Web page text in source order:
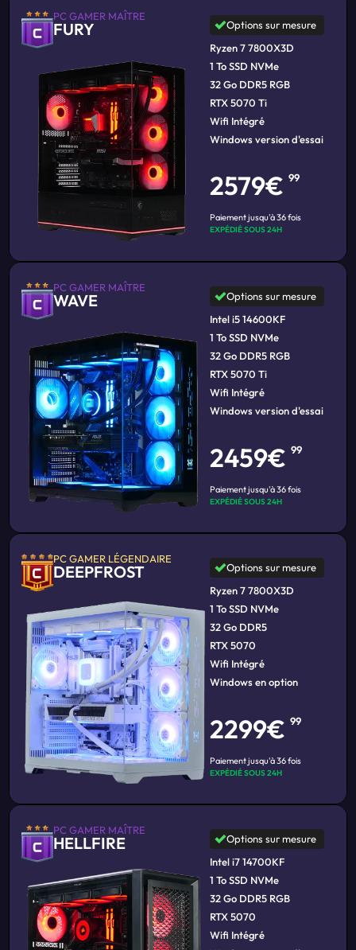
PC GAMER MAÎTRE
FURY
Options sur mesure
Ryzen 7 7800X3D
1 To SSD NVMe
32 Go DDR5 RGB
RTX 5070 Ti
Wifi Intégré
Windows version d'essai
2579€99
Paiement jusqu'à 36 fois
EXPÉDIÉ SOUS 24H
PC GAMER MAÎTRE
WAVE
Options sur mesure
Intel i5 14600KF
1 To SSD NVMe
32 Go DDR5 RGB
RTX 5070 Ti
Wifi Intégré
Windows version d'essai
2459€99
Paiement jusqu'à 36 fois
EXPÉDIÉ SOUS 24H
PC GAMER LÉGENDAIRE
DEEPFROST
Options sur mesure
Ryzen 7 7800X3D
1 To SSD NVMe
32 Go DDR5
RTX 5070
Wifi Intégré
Windows en option
2299€99
Paiement jusqu'à 36 fois
EXPÉDIÉ SOUS 24H
PC GAMER MAÎTRE
HELLFIRE
Options sur mesure
Intel i7 14700KF
1 To SSD NVMe
32 Go DDR5 RGB
RTX 5070
Wifi Intégré